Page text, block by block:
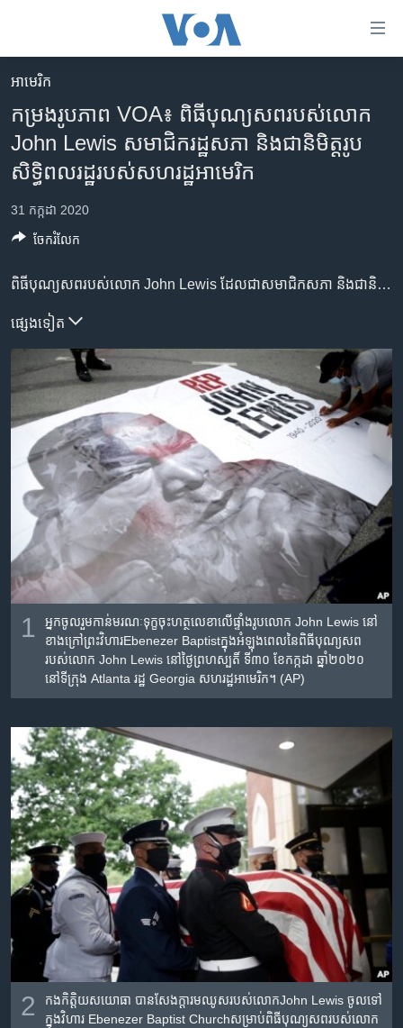
គេហទំព័រ​
រំលង​
និង​
ចូល​
ទំព័រ​
ព័ត៌មាន​​
ម្តង
និង​
សម្ព័ន្ធ​
ទំព័រ​
ស្វែង​
រក
អន្តរជាតិ
អាមេរិក
ព្រឹត្តិការណ៍ព័ត៌មាន
ទូរទស្សន៍ / វីដេអូ​
វិទ្យុ / ផតខាសថ៍
កម្មវិធីទាំងអស់
Khmer English
បណ្តាញ​សង្គម
ភាសា
អាមេរិក​
កម្រង​រូបភាព VOA៖ ពិធី​បុណ្យសព​របស់​លោក
John Lewis សមាជិក​រដ្ឋសភា និង​ជា​និមិត្តរូប​
សិទ្ធិពល​រដ្ឋ​​របស់​សហរដ្ឋ​អាមេរិក
31 កក្កដា 2020
ពិធីបុណ្យសព​របស់​លោក John Lewis ដែល​ជា​សមាជិក​សភា និង​ជា​និមិត្តិរូប​សិទ្ធិ​ពល​រដ្ឋរបស់​សហរដ្ឋ​អាមេរិក បានធ្វើឡើង​នៅក្នុង​ព្រះវិហារ Ebenezer Baptist នៅ​ទីក្រុង Atlanta រដ្ឋ Georgia សហរដ្ឋ​អាមេរិក។ នៅក្នុង​ពិធី​បុណ្យ​សព​នេះ ក៏​មាន​ការអញ្ជើញ​ចូលរួម​ពី​សំណាក់​អតីត​ប្រធានាធិបតី​លោក ប៊ីល គ្លីនតុន និង​លោក បារ៉ាក់ អូបាម៉ា ផងដែរ។ លោក John Lewis បាន​ទទួល​មរណភាព​ក្នុង​ជន្មាយុ ៨០ឆ្នាំ ដោយសារ​ជំងឺ​មហារីក​លំពែង កាលពី​ថ្ងៃសុក្រ ទី១៧ ខែកក្កដា ឆ្នាំ២០២០។ សព​របស់​លោកJohn Lewis ត្រូវ​បាន​បញ្ចុះ​នៅ​ទីបញ្ចុះសព South-View ទីក្រុង Atlanta រដ្ឋ Georgia សហរដ្ឋ​អាមេរិក៕
ផ្សេង​ទៀត
1
អ្នកចូលរួម​កាន់​មរណៈទុក្ខ​ចុះ​ហត្ថលេខា​លើ​ផ្ទាំងរូប​លោក John Lewis នៅ​
ខាងក្រៅ​ព្រះវិហារEbenezer Baptistក្នុង​អំឡុងពេល​នៃ​ពិធី​បុណ្យសព​
របស់​លោក John Lewis នៅ​ថ្ងៃព្រហស្បតិ៍ ទី៣០ ខែកក្កដា ឆ្នាំ២០២០
នៅ​ទីក្រុង Atlanta រដ្ឋ Georgia សហរដ្ឋ​អាមេរិក។ (AP)
2
កងកិត្តិយស​យោធា បាន​សែង​ក្ដារមឈូស​របស់​លោកJohn Lewis ចូល​ទៅ​
ក្នុង​វិហារ Ebenezer Baptist Churchសម្រាប់​ពិធី​បុណ្យសព​របស់​លោក​
ចែករំលែក